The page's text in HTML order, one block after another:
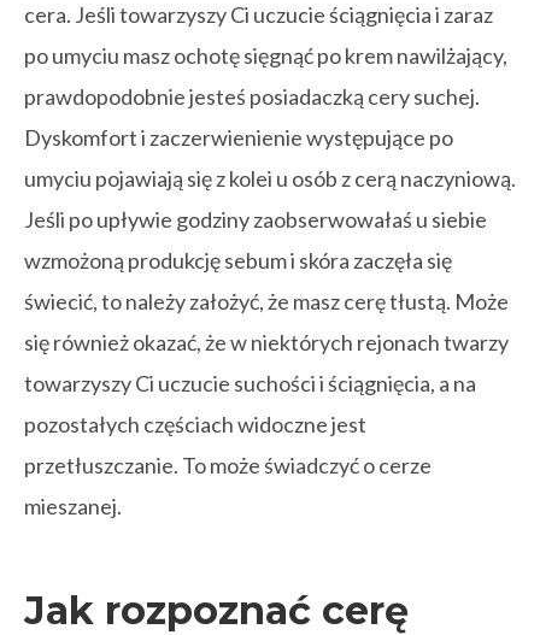
cera. Jeśli towarzyszy Ci uczucie ściągnięcia i zaraz
po umyciu masz ochotę sięgnąć po krem nawilżający,
prawdopodobnie jesteś posiadaczką cery suchej.
Dyskomfort i zaczerwienienie występujące po
umyciu pojawiają się z kolei u osób z cerą naczyniową.
Jeśli po upływie godziny zaobserwowałaś u siebie
wzmożoną produkcję sebum i skóra zaczęła się
świecić, to należy założyć, że masz cerę tłustą. Może
się również okazać, że w niektórych rejonach twarzy
towarzyszy Ci uczucie suchości i ściągnięcia, a na
pozostałych częściach widoczne jest
przetłuszczanie. To może świadczyć o cerze
mieszanej.
Jak rozpoznać cerę